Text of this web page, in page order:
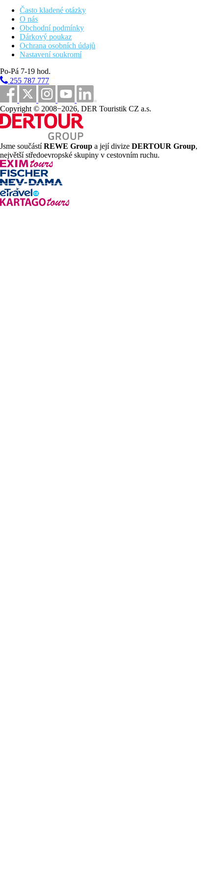
hřiště Tamarina - 18 jamek, Jóga a meditace (pro mírně
Zábava
živá hudba
sega show
Děti
dětský klub
Wellness
masáže a procedury za poplatek
Internet
Zdarma: wifi v areálu i na pokojích
Web
About Us – Sands Suites Resort & Spa
Oficiální kategorie
5 hvězdiček
Vzdálenosti
Často kladené otázky
O nás
Obchodní podmínky
Dárkový poukaz
Ochrana osobních údajů
Nastavení soukromí
Po-Pá 7-19 hod.
255 787 777
Copyright © 2008−2026, DER Touristik CZ a.s.
Jsme součástíREWE Group a její divize DERTOUR Group,
největší středoevropské skupiny v cestovním ruchu.